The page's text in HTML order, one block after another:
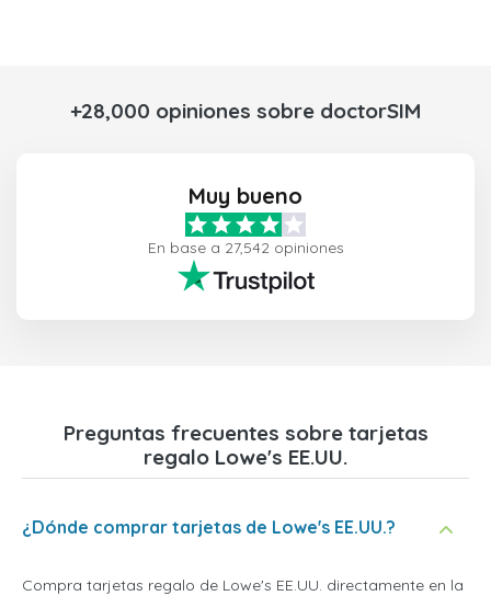
+28,000 opiniones sobre doctorSIM
Muy bueno
En base a 27,542 opiniones
Preguntas frecuentes sobre tarjetas
regalo Lowe's EE.UU.
¿Dónde comprar tarjetas de Lowe's EE.UU.?
Compra tarjetas regalo de Lowe's EE.UU. directamente en la